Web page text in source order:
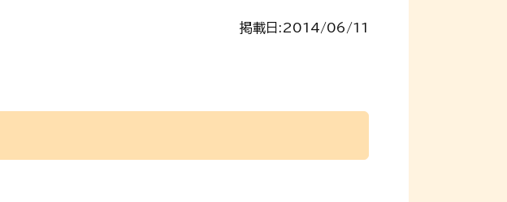
掲載日:2014/06/11